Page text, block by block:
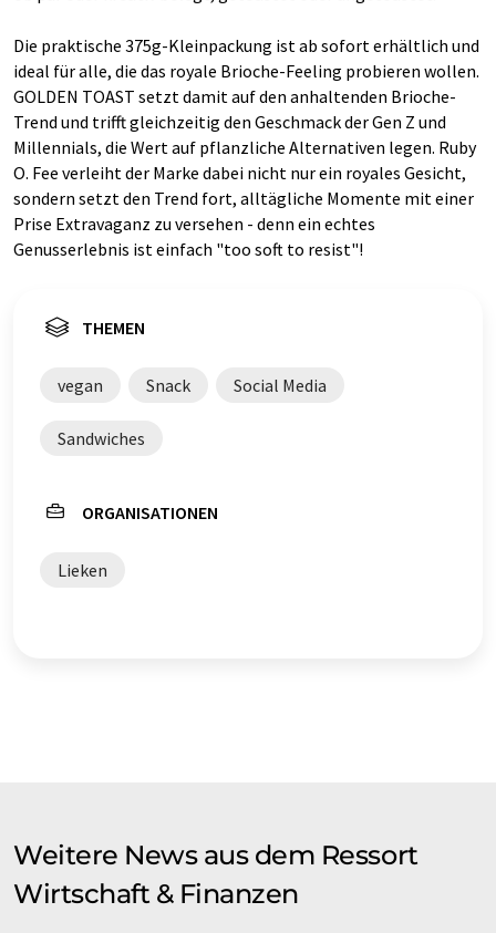
Die praktische 375g-Kleinpackung ist ab sofort erhältlich und
ideal für alle, die das royale Brioche-Feeling probieren wollen.
GOLDEN TOAST setzt damit auf den anhaltenden Brioche-
Trend und trifft gleichzeitig den Geschmack der Gen Z und
Millennials, die Wert auf pflanzliche Alternativen legen. Ruby
O. Fee verleiht der Marke dabei nicht nur ein royales Gesicht,
sondern setzt den Trend fort, alltägliche Momente mit einer
Prise Extravaganz zu versehen - denn ein echtes
Genusserlebnis ist einfach "too soft to resist"!
THEMEN
vegan Snack Social Media
Sandwiches
ORGANISATIONEN
Lieken
Weitere News aus dem Ressort
Wirtschaft & Finanzen